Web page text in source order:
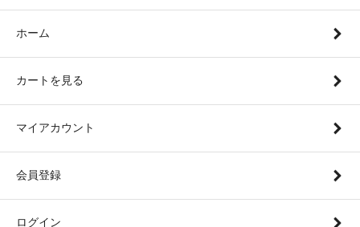
ホーム
カートを見る
マイアカウント
会員登録
ログイン